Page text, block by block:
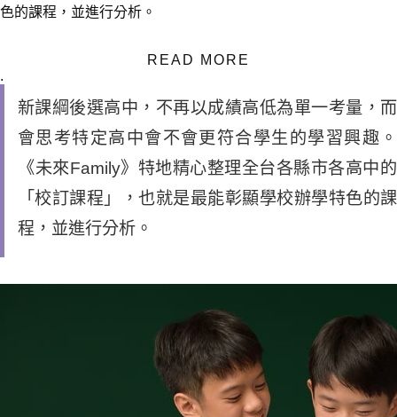
色的課程，並進行分析。
READ MORE
.
新課綱後選高中，不再以成績高低為單一考量，而
會思考特定高中會不會更符合學生的學習興趣。
《未來Family》特地精心整理全台各縣市各高中的
「校訂課程」，也就是最能彰顯學校辦學特色的課
程，並進行分析。